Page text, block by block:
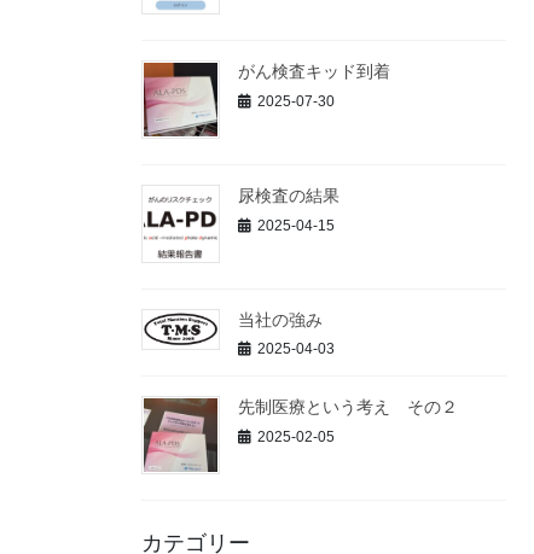
がん検査キッド到着
2025-07-30
尿検査の結果
2025-04-15
当社の強み
2025-04-03
先制医療という考え その２
2025-02-05
カテゴリー